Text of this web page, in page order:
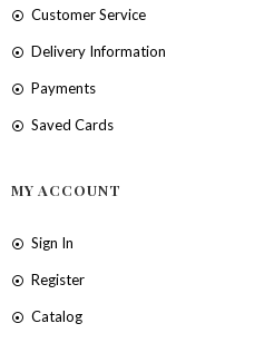
Customer Service
Delivery Information
Payments
Saved Cards
MY ACCOUNT
Sign In
Register
Catalog